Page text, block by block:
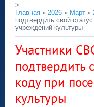
>
Главная » 2026 » Март »
подтвердить свой
учреждений культуры
Участники
подтвердить
коду при
культуры